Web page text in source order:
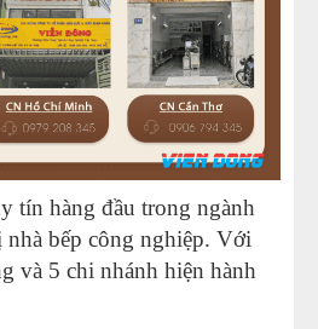
tín hàng đầu trong ngành
nhà bếp công nghiệp. Với
và 5 chi nhánh hiện hành